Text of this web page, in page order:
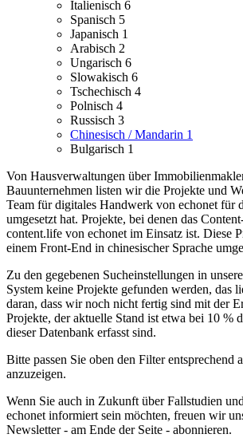
Italienisch 6
Spanisch 5
Japanisch 1
Arabisch 2
Ungarisch 6
Slowakisch 6
Tschechisch 4
Polnisch 4
Russisch 3
Chinesisch / Mandarin 1
Bulgarisch 1
Von Hausverwaltungen über
Bauunternehmen listen wir die Projekte und
Team für digitales Handwerk von echonet für
umgesetzt hat. Projekte, bei denen das
content.life von echonet im Einsatz ist. Diese
einem Front-End in chinesischer Sprache
Zu den gegebenen Sucheinstellungen in
System keine Projekte gefunden werden, das
daran, dass wir noch nicht fertig sind mit der
Projekte, der aktuelle Stand ist etwa bei 10 %
dieser Datenbank erfasst sind.
Bitte passen Sie oben den Filter entsprechend
anzuzeigen.
Wenn Sie auch in Zukunft über Fallstudien
echonet informiert sein möchten, freuen wir
Newsletter - am Ende der Seite - abonnieren.